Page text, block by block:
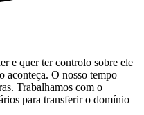
e quer ter controlo sobre ele
aconteça. O nosso tempo
Trabalhamos com o
para transferir o domínio